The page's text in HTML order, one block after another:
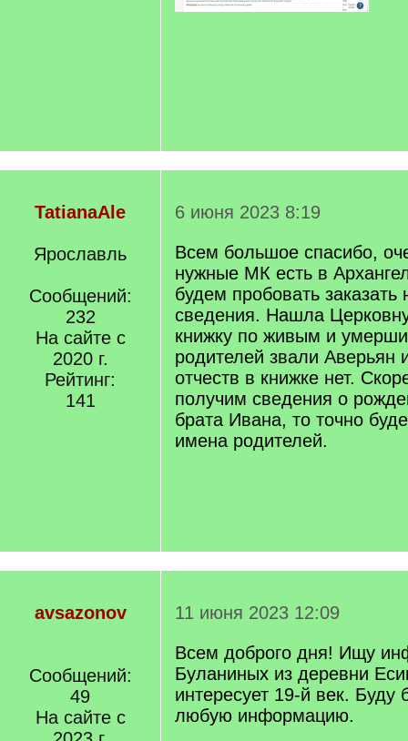
TatianaAle
Ярославль
Сообщений:
232
На сайте с
2020 г.
Рейтинг:
141
6 июня 2023 8:19
Всем большое спасибо,
нужные МК есть в
будем пробовать
сведения. Нашла
книжку по живым и
родителей звали Аверьян
отчеств в книжке нет.
получим сведения о
брата Ивана, то точно
имена родителей.
avsazonov
Сообщений:
49
На сайте с
11 июня 2023 12:09
Всем доброго дня! Ищу
Буланиных из деревни
интересует 19-й век. Буду
любую информацию.